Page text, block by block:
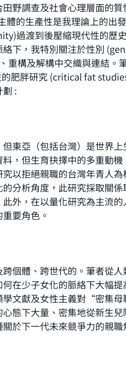
野調查及社會心理層面的
體的生產性是我理論上的出
過渡到後壓縮現代性的歷
下，我特別關注於性別
重構及解構中交織與連結。
肥胖研究 (critical fat
:
東亞（包括台灣）是世界
，但生育抉擇中的多重動
以拒絕親職的台灣年青人
分析角度，此研究採取關
外，在以量化研究為主流
要角色。
個體、跨世代的。筆者從
在少子女化的脈絡下大幅
學文獻及女性主義對“密集
態下大量、密集地從新生
於下一代未來競爭力的親職